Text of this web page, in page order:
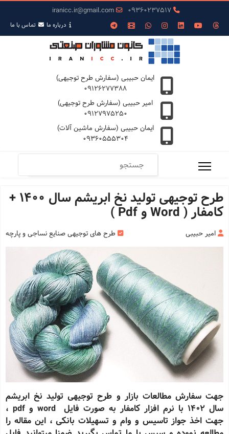
09360237517
iranicc.ir@gmail.com
درباره ما تمـاس با ما
ایمان حبیبی (سفارش طرح توجیهی)
09126277388
امیر حبیبی (سفارش طرح توجیهی)
09127975250
ایمان حبیبی (سفارش ماشین آلات)
09360555304
طرح توجیهی تولید نخ ابریشم سال 1400 +
کامفار ( Word و Pdf )
امیر حبیبی طرح های توجیهی صنایع نساجی و پارچه
جهت سفارش مطالعات بازار و طرح توجیهی تولید نخ ابریشم
سال 1402 با نرم افزار کامفار به صورت فایل word و pdf ،
جهت اخذ جواز تاسیس و وام و تسهیلات بانکی ، این مقاله را